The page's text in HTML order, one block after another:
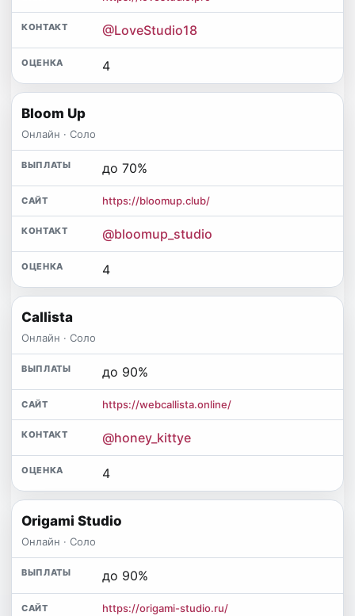
@LoveStudio18
4
Bloom Up
Онлайн · Соло
до 70%
https://bloomup.club/
@bloomup_studio
4
Callista
Онлайн · Соло
до 90%
https://webcallista.online/
@honey_kittye
4
Origami Studio
Онлайн · Соло
до 90%
https://origami-studio.ru/